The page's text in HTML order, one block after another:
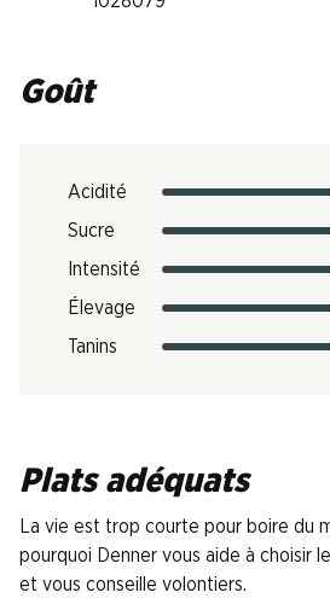
Goût
Acidité
Sucre
Intensité
Élevage
Tanins
Plats adéquats
La vie est trop courte pour boire du
pourquoi Denner vous aide à choisir
et vous conseille volontiers.